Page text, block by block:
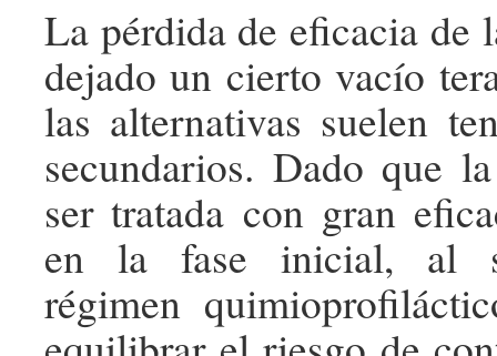
La pérdida de eficacia de
dejado un cierto vacío
las alternativas suelen
secundarios. Dado que
ser tratada con gran
en la fase inicial, al
régimen